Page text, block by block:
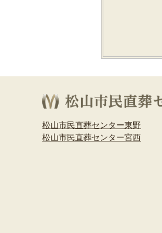
松山市民直葬センター東野
松山市民直葬センター宮西